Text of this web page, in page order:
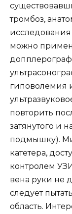
тромбоз,
можно
гиповолемия
повторить
затянутого и
подмышку).
катетера,
контролем
вена руки не
следует
область.